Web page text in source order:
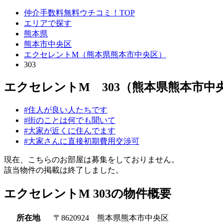
仲介手数料無料ウチコミ！TOP
エリアで探す
熊本県
熊本市中央区
エクセレントM（熊本県熊本市中央区）
303
エクセレントM 303（熊本県熊本市中
#住人が良い人たちです
#街のことは何でも聞いて
#大家が近くに住んでます
#大家さんに直接初期費用交渉可
現在、こちらのお部屋は募集をしておりません。
該当物件の掲載は終了しました。
エクセレントM 303の物件概要
所在地 〒8620924 熊本県熊本市中央区